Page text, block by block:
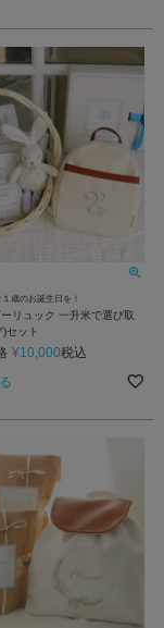
歳のお誕生日を！
リュック 一升米で選び取
セット
¥10,000税込